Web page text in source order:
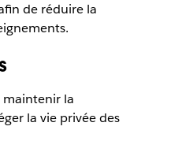
de réduire la
maintenir la
la vie privée des